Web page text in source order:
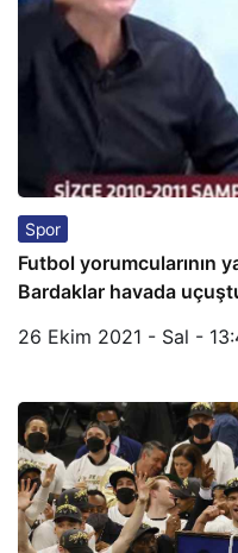
Spor
Futbol yorumcularının
Bardaklar havada
26 Ekim 2021 - Sal -